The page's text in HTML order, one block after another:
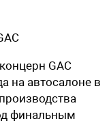
GAC
на автосалоне в
финальным